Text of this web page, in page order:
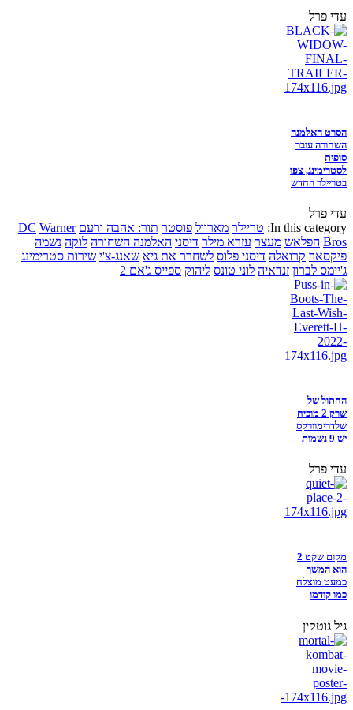
עדי פרל
הסרט האלמנה
השחורה עובר
סופית
לסטרימינג, צפו
בטריילר החדש
עדי פרל
In this category: טריילר מארוול פוסטר תור: אהבה ורעם DC Warner
Bros הפלאש מעצר עזרא מילר דיסני האלמנה השחורה לוקה נשמה
פיקסאר קרואלה דיסני פלוס לשחרר את גיא שאנג-צ'י שירות סטרימינג
ג'יימס לברון זנדאיה לוני טונס ליהוק ספייס ג'אם 2
החתול של
שרק 2 מוכיח
שלדרימוורקס
יש 9 נשמות
עדי פרל
מקום שקט 2
הוא המשך
כמעט מוצלח
כמו קודמו
גיל גוטקין